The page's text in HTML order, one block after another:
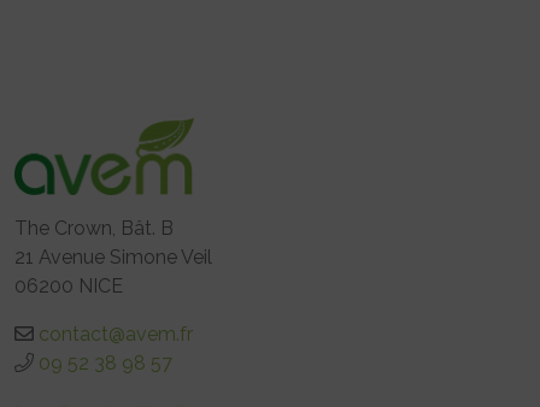
The Crown, Bât. B
21 Avenue Simone Veil
06200 NICE
contact@avem.fr
09 52 38 98 57